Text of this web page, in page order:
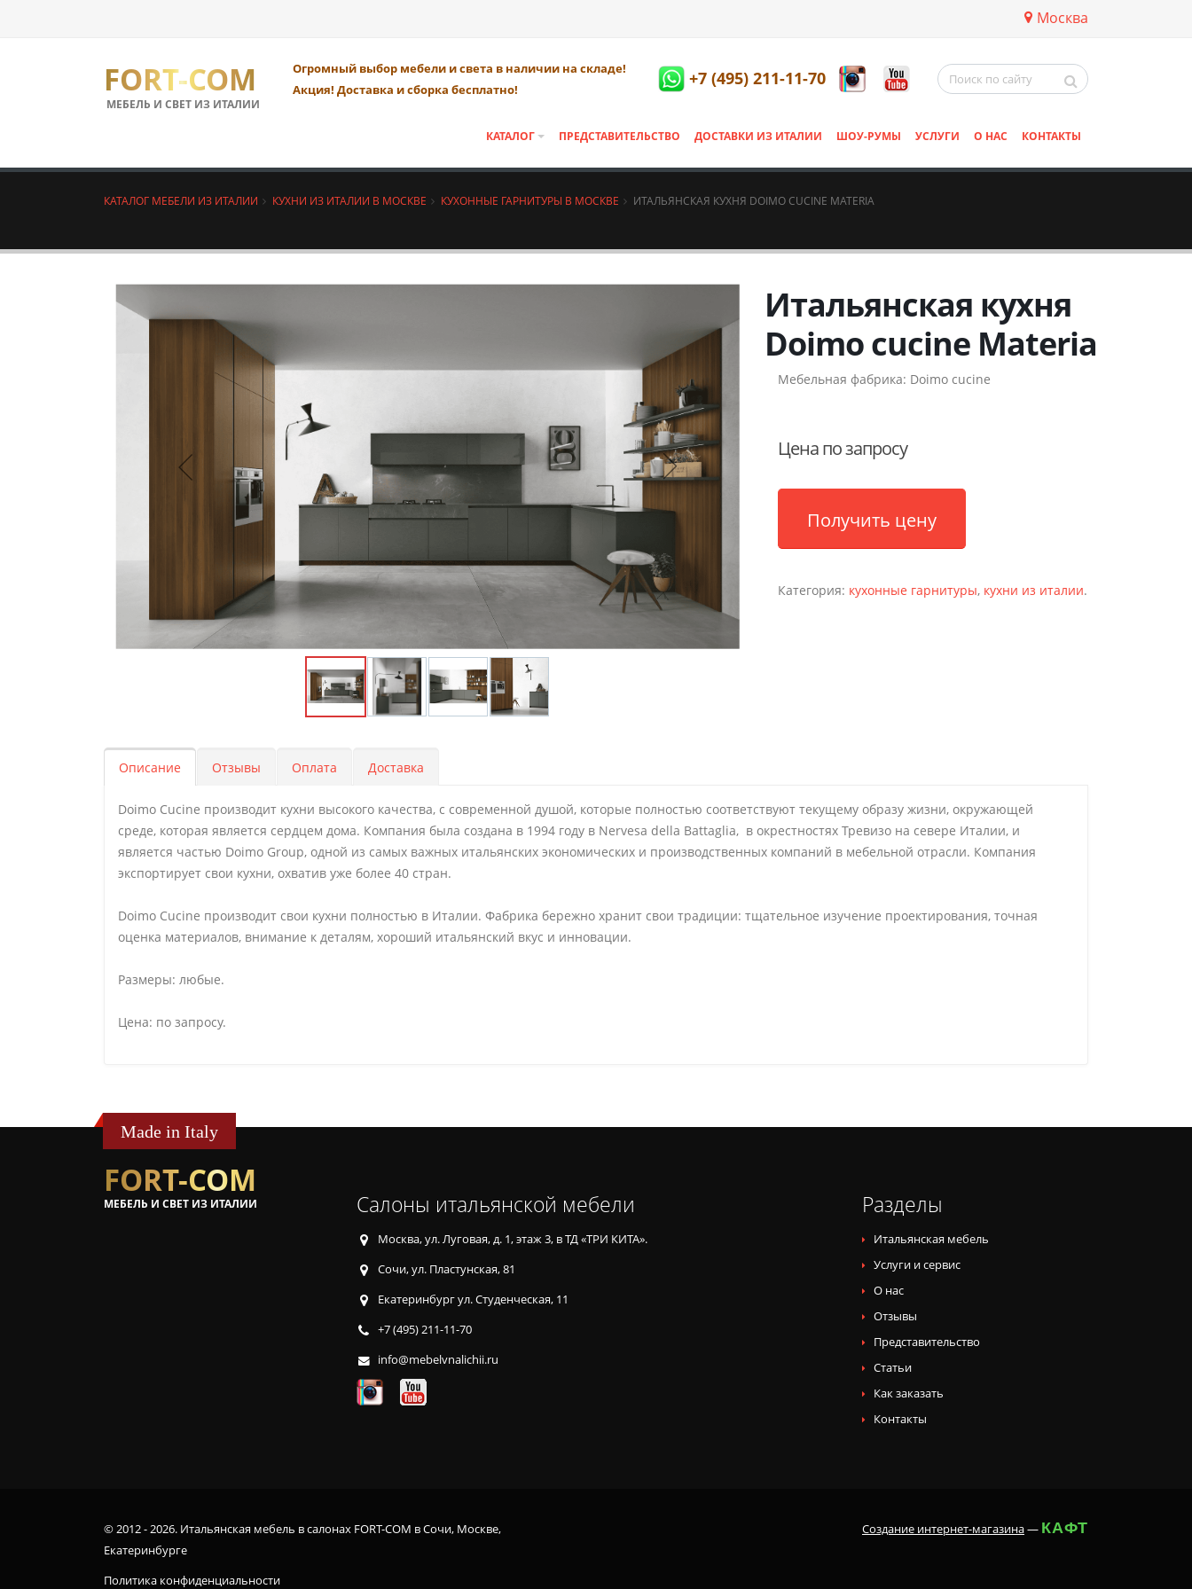
Москва
FORT-COM
МЕБЕЛЬ И СВЕТ ИЗ ИТАЛИИ
Огромный выбор мебели и света в наличии на складе!
Акция! Доставка и сборка бесплатно!
+7 (495) 211-11-70
КАТАЛОГ ПРЕДСТАВИТЕЛЬСТВО ДОСТАВКИ ИЗ ИТАЛИИ ШОУ-РУМЫ УСЛУГИ О НАС КОНТАКТЫ
КАТАЛОГ МЕБЕЛИ ИЗ ИТАЛИИ КУХНИ ИЗ ИТАЛИИ В МОСКВЕ КУХОННЫЕ ГАРНИТУРЫ В МОСКВЕ ИТАЛЬЯНСКАЯ КУХНЯ DOIMO CUCINE MATERIA
Итальянская кухня
Doimo cucine Materia
Мебельная фабрика: Doimo cucine
Цена по запросу
Получить цену
Категория: кухонные гарнитуры, кухни из италии.
Описание Отзывы Оплата Доставка
Doimo Cucine производит кухни высокого качества, с современной душой, которые полностью соответствуют текущему образу жизни, окружающей
среде, которая является сердцем дома. Компания была создана в 1994 году в Nervesa della Battaglia, в окрестностях Тревизо на севере Италии, и
является частью Doimo Group, одной из самых важных итальянских экономических и производственных компаний в мебельной отрасли. Компания
экспортирует свои кухни, охватив уже более 40 стран.
Doimo Cucine производит свои кухни полностью в Италии. Фабрика бережно хранит свои традиции: тщательное изучение проектирования, точная
оценка материалов, внимание к деталям, хороший итальянский вкус и инновации.
Размеры: любые.
Цена: по запросу.
Made in Italy
FORT-COM
МЕБЕЛЬ И СВЕТ ИЗ ИТАЛИИ Салоны итальянской мебели
Москва, ул. Луговая, д. 1, этаж 3, в ТД «ТРИ КИТА».
Сочи, ул. Пластунская, 81
Екатеринбург ул. Студенческая, 11
+7 (495) 211-11-70
info@mebelvnalichii.ru
Разделы
Итальянская мебель
Услуги и сервис
О нас
Отзывы
Представительство
Статьи
Как заказать
Контакты
© 2012 - 2026. Итальянская мебель в салонах FORT-COM в Сочи, Москве,
Екатеринбурге
Политика конфиденциальности
Создание интернет-магазина— КАФТ